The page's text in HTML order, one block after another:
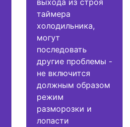
выхода из строя
таймера
холодильника,
могут
последовать
другие проблемы -
не включится
должным образом
режим
разморозки и
лопасти